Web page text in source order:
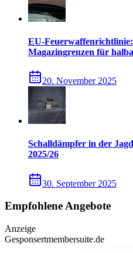
EU-
Magazingrenzen für
20. November 2025
Schalldämpfer in der
2025/26
30. September 2025
Empfohlene Angebote
Anzeige
Gesponsertmembersuite.de